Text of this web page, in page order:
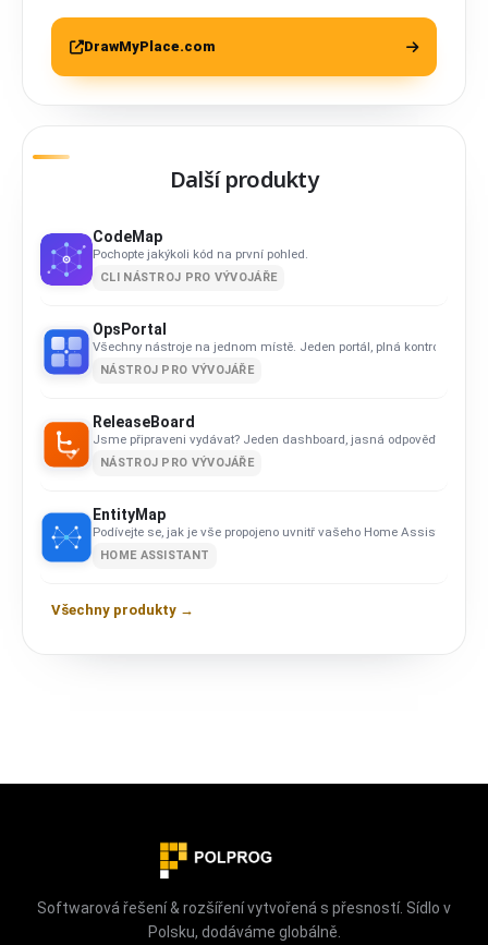
DrawMyPlace.com
Další produkty
CodeMap
Pochopte jakýkoli kód na první pohled.
CLI NÁSTROJ PRO VÝVOJÁŘE
OpsPortal
Všechny nástroje na jednom místě. Jeden portál, plná kontrola.
NÁSTROJ PRO VÝVOJÁŘE
ReleaseBoard
Jsme připraveni vydávat? Jeden dashboard, jasná odpověď.
NÁSTROJ PRO VÝVOJÁŘE
EntityMap
Podívejte se, jak je vše propojeno uvnitř vašeho Home Assistant.
HOME ASSISTANT
Všechny produkty →
Softwarová řešení & rozšíření vytvořená s přesností. Sídlo v
Polsku, dodáváme globálně.